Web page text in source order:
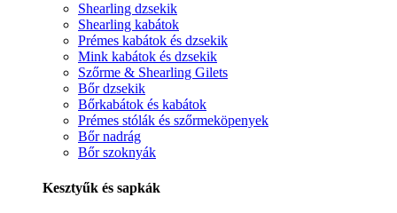
Shearling dzsekik
Shearling kabátok
Prémes kabátok és dzsekik
Mink kabátok és dzsekik
Szőrme & Shearling Gilets
Bőr dzsekik
Bőrkabátok és kabátok
Prémes stólák és szőrmeköpenyek
Bőr nadrág
Bőr szoknyák
Kesztyűk és sapkák